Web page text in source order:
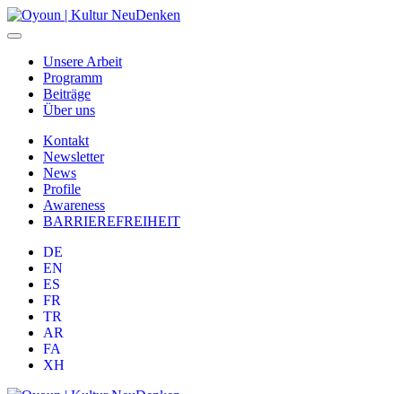
Unsere Arbeit
Programm
Beiträge
Über uns
Kontakt
Newsletter
News
Profile
Awareness
BARRIEREFREIHEIT
DE
EN
ES
FR
TR
AR
FA
XH